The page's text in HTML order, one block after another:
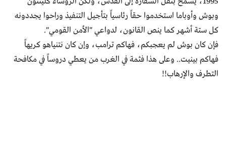
وبوش وأوباما استخدموا حقاً رئاسياً بتأجيل التنفيذ وراحوا يجددونه
كل ستة أشهر كما ينص القانون، لدواعي "الأمن القومي".
فإن كان بوش لم يعجبكم، فهاكم ترامب، وإن كان نتنياهو كريهاً
فهاكم بينيت.. وعلى هذا فثمة في الغرب من يعطي دروساً في مكافحة
التطرف والإرهاب!!